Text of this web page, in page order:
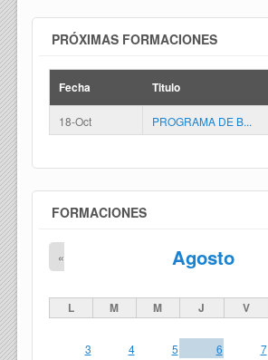
PRÓXIMAS FORMACIONES
Fecha Titulo
18-Oct PROGRAMA DE B...
FORMACIONES
Agosto
«
L M M J V
3
4 5 6 7